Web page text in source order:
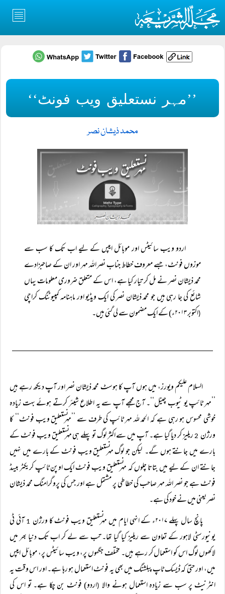
’’مہر نستعلیق ویب فونٹ‘‘
محمد ذیشان نصر
اردو ویب سائیٹس اور موبائل ایپس کے لیے اب تک کا سب سے
موزوں فونٹ، جسے معروف خطاط جناب نصر اللہ مہر اور ان کے صاحبزادے
محمد ذیشان نصر نے مل کر تیار کیا ہے، اس کے متعلق ضروری معلومات یہاں
شائع کی جا رہی ہیں جو محمد ذیشان نصر کی ایک ویڈیو اور ماہنامہ کمپیوٹنگ کراچی
(اکتوبر ۲۰۱۳ء) کے ایک مضمون سے لی گئی ہیں۔
السلام علیکم ویورز، میں ہوں آپ کا ہوسٹ محمد ذیشان نصر اور آپ دیکھ رہے ہیں
’’مہر ٹائپ یو ٹیوب چینل‘‘۔ آج مجھے آپ سے یہ اطلاع شیئر کرتے ہوئے بہت زیادہ
خوشی محسوس ہو رہی ہے کہ الحمد للہ مہر ٹائپ کی طرف سے ’’مہر نستعلیق ویب فونٹ‘‘ کا
ورژن ریلیز کر دیا گیا ہے۔ آپ میں سے اکثر لوگ تو پہلے ہی مہر نستعلیق ویب فونٹ کے
بارے میں جانتے ہوں گے۔ لیکن جو لوگ مہر نستعلیق ویب فونٹ کے بارے میں نہیں
جانتے ان کے لیے میں بتاتا چلوں کہ مہر نستعلیق ویب فونٹ ایک اوپن ٹائپ کریکٹر بیسڈ
فونٹ ہے جو نصر اللہ مہر صاحب کی خطاطی پر مشتمل ہے اور جس کی پروگرامنگ محمد ذیشان
نصر یعنی میں نے خود کی ہے۔
پانچ سال پہلے ۲۰۱۷ء کے انہی ایام میں مہر نستعلیق ویب فونٹ کا ورژن
آئی ٹی
یونیورسٹی لاہور کے تعاون سے ریلیز کیا گیا تھا۔ تب سے لے کر اب تک دنیا بھر میں
لاکھوں لوگ اس کو استعمال کر رہے ہیں۔ مختلف جگہوں پر، ویب سائیٹس پر، موبائل ایپس
میں، اور حتیٰ کہ ڈیسک ٹاپ پبلشنگ میں بھی یہ فونٹ استعمال ہو رہا ہے۔ اور اس وقت یہ
انٹرنیٹ پر سب سے زیادہ استعمال ہونے والا(اردو) فونٹ بن چکا ہے۔ تو اس کی